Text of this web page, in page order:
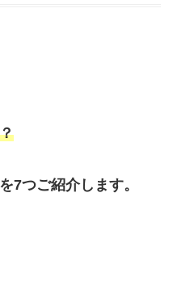
7つご紹介します。